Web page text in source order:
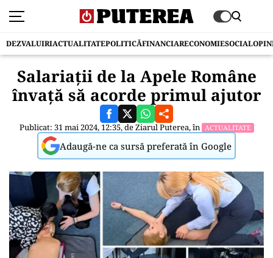
DEZVALUIRIACTUALITATEPOLITICĂFINANCIARECONOMIESOCIAL
Salariații de la Apele Române
învață să acorde primul ajutor
Publicat: 31 mai 2024, 12:35, deZiarul Puterea, în ACTUALITATE
Adaugă-ne ca sursă preferată în Google